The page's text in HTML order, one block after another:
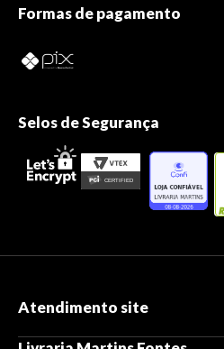
Formas de pagamento
Selos de Segurança
Atendimento site